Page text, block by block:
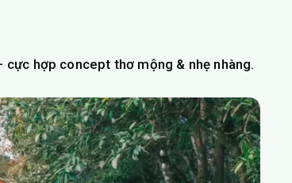
hợp concept thơ mộng & nhẹ nhàng.